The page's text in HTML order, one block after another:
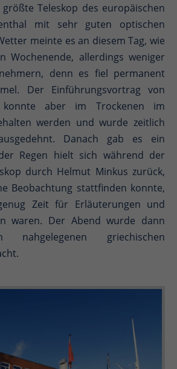
Teleskop des europäischen
mit sehr guten optischen
meinte es an diesem Tag, wie
Wochenende, allerdings weniger
denn es fiel permanent
Der Einführungsvortrag von
konnte aber im Trockenen im
werden und wurde zeitlich
Danach gab es ein
Regen hielt sich während der
durch Helmut Minkus zurück,
Beobachtung stattfinden konnte,
Zeit für Erläuterungen und
waren. Der Abend wurde dann
nahgelegenen griechischen